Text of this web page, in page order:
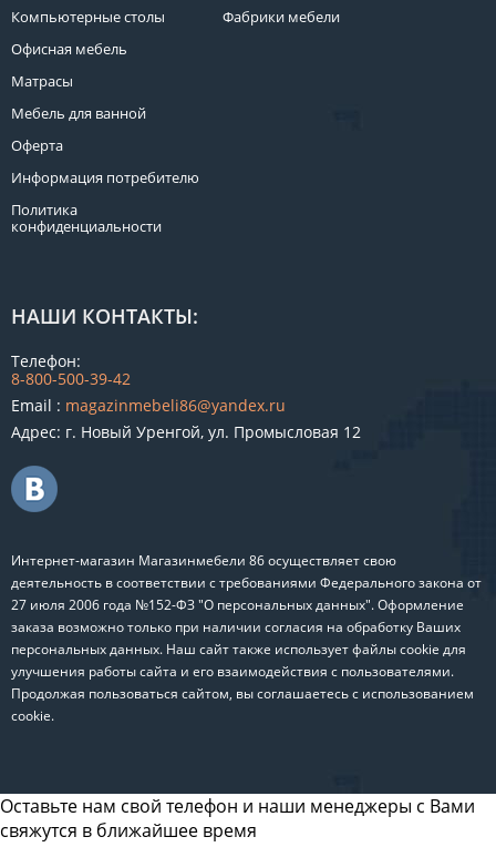
Компьютерные столы
Офисная мебель
Матрасы
Мебель для ванной
Оферта
Информация потребителю
Политика
конфиденциальности
Фабрики мебели
НАШИ КОНТАКТЫ:
Телефон:
8-800-500-39-42
Email : magazinmebeli86@yandex.ru
Адрес: г. Новый Уренгой, ул. Промысловая 12
Интернет-магазин Магазинмебели 86 осуществляет свою
деятельность в соответствии с требованиями Федерального закона от
27 июля 2006 года №152-ФЗ "О персональных данных". Оформление
заказа возможно только при наличии согласия на обработку Ваших
персональных данных. Наш сайт также использует файлы cookie для
улучшения работы сайта и его взаимодействия с пользователями.
Продолжая пользоваться сайтом, вы соглашаетесь с использованием
cookie.
Оставьте нам свой телефон и наши менеджеры с Вами
свяжутся в ближайшее время